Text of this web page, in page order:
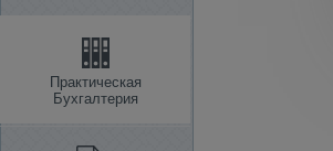
Практическая
Бухгалтерия